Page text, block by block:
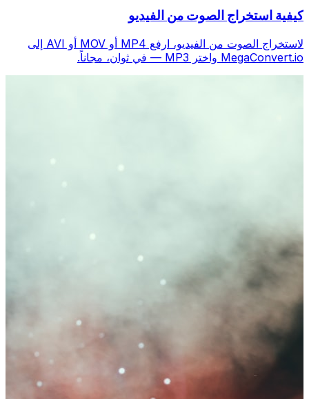
كيفية استخراج الصوت من الفيديو
لاستخراج الصوت من الفيديو، ارفع MP4 أو MOV أو AVI إلى
MegaConvert.io واختر MP3 — في ثوانٍ، مجاناً.